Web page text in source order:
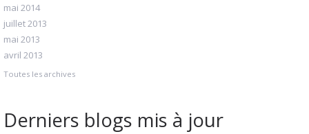
mai 2014
juillet 2013
mai 2013
avril 2013
Toutes les archives
Derniers blogs mis à jour